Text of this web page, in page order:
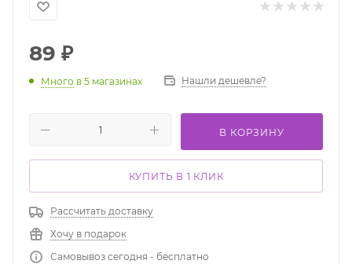
89 ₽
Много в 5 магазинах Нашли дешевле?
В КОРЗИНУ
КУПИТЬ В 1 КЛИК
Рассчитать доставку
Хочу в подарок
Самовывоз сегодня - бесплатно